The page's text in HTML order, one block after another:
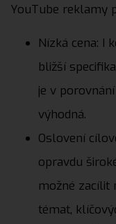
YouTube reklamy
Nízká cena: I
bližší
je v
výhodná.
Oslovení
opravdu
možné zacílit
témat,